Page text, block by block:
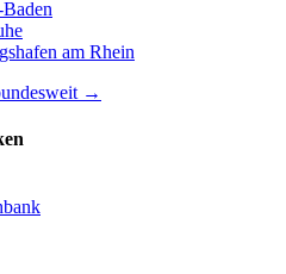
am Rhein
→